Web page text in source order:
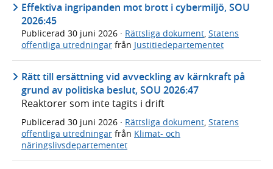
Effektiva ingripanden mot brott i cybermiljö, SOU
2026:45
Publicerad 30 juni 2026 · Rättsliga dokument, Statens
offentliga utredningar från Justitiedepartementet
Rätt till ersättning vid avveckling av kärnkraft på
grund av politiska beslut, SOU 2026:47
Reaktorer som inte tagits i drift
Publicerad 30 juni 2026 · Rättsliga dokument, Statens
offentliga utredningar från Klimat- och
näringslivsdepartementet